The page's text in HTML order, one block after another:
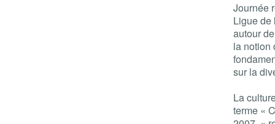
Journée
Ligue de
autour
la notion
sur la
La
terme «